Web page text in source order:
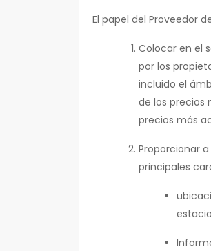
El papel del Proveedor
Colocar en el
por los
incluido el
de los precios
precios más
Proporcionar
principales